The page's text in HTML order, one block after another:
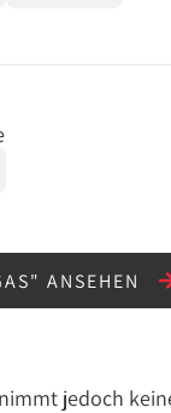
ANSEHEN
jedoch